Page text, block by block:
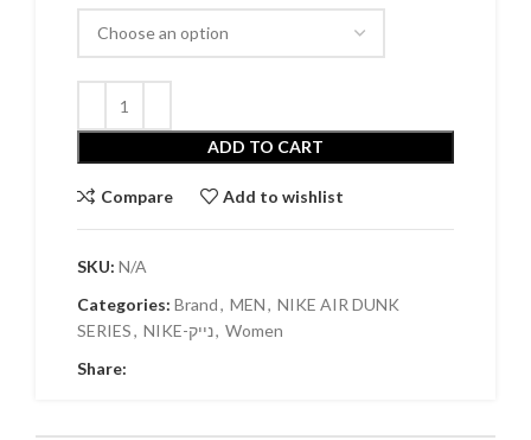
ADD TO CART
Compare Add to wishlist
SKU: N/A
Categories: Brand, MEN, NIKE AIR DUNK
SERIES, NIKE-נייק, Women
Share: